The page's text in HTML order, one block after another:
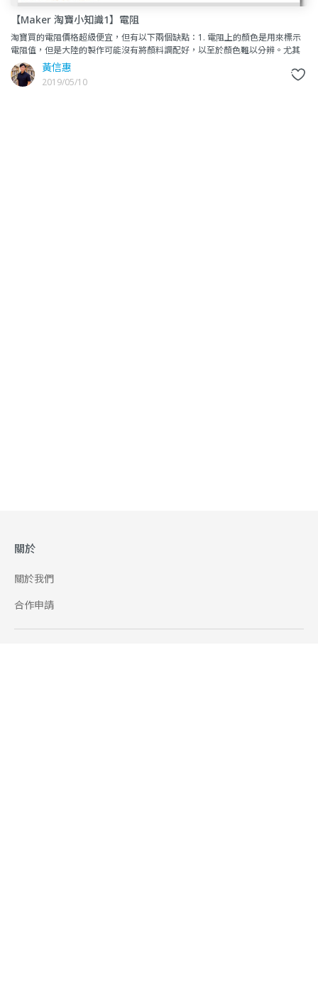
【Maker 淘寶小知識1】電阻
淘寶買的電阻價格超級便宜，但有以下兩個缺點：1. 電阻上的顏色是用來標示
電阻值，但是大陸的製作可能沒有將顏料調配好，以至於顏色難以分辨。尤其
是棕、紅、橙、金這幾種顏色，看半天開始懷疑自己的變色能力有問
黃信惠
2019/05/10
關於
關於我們
合作申請